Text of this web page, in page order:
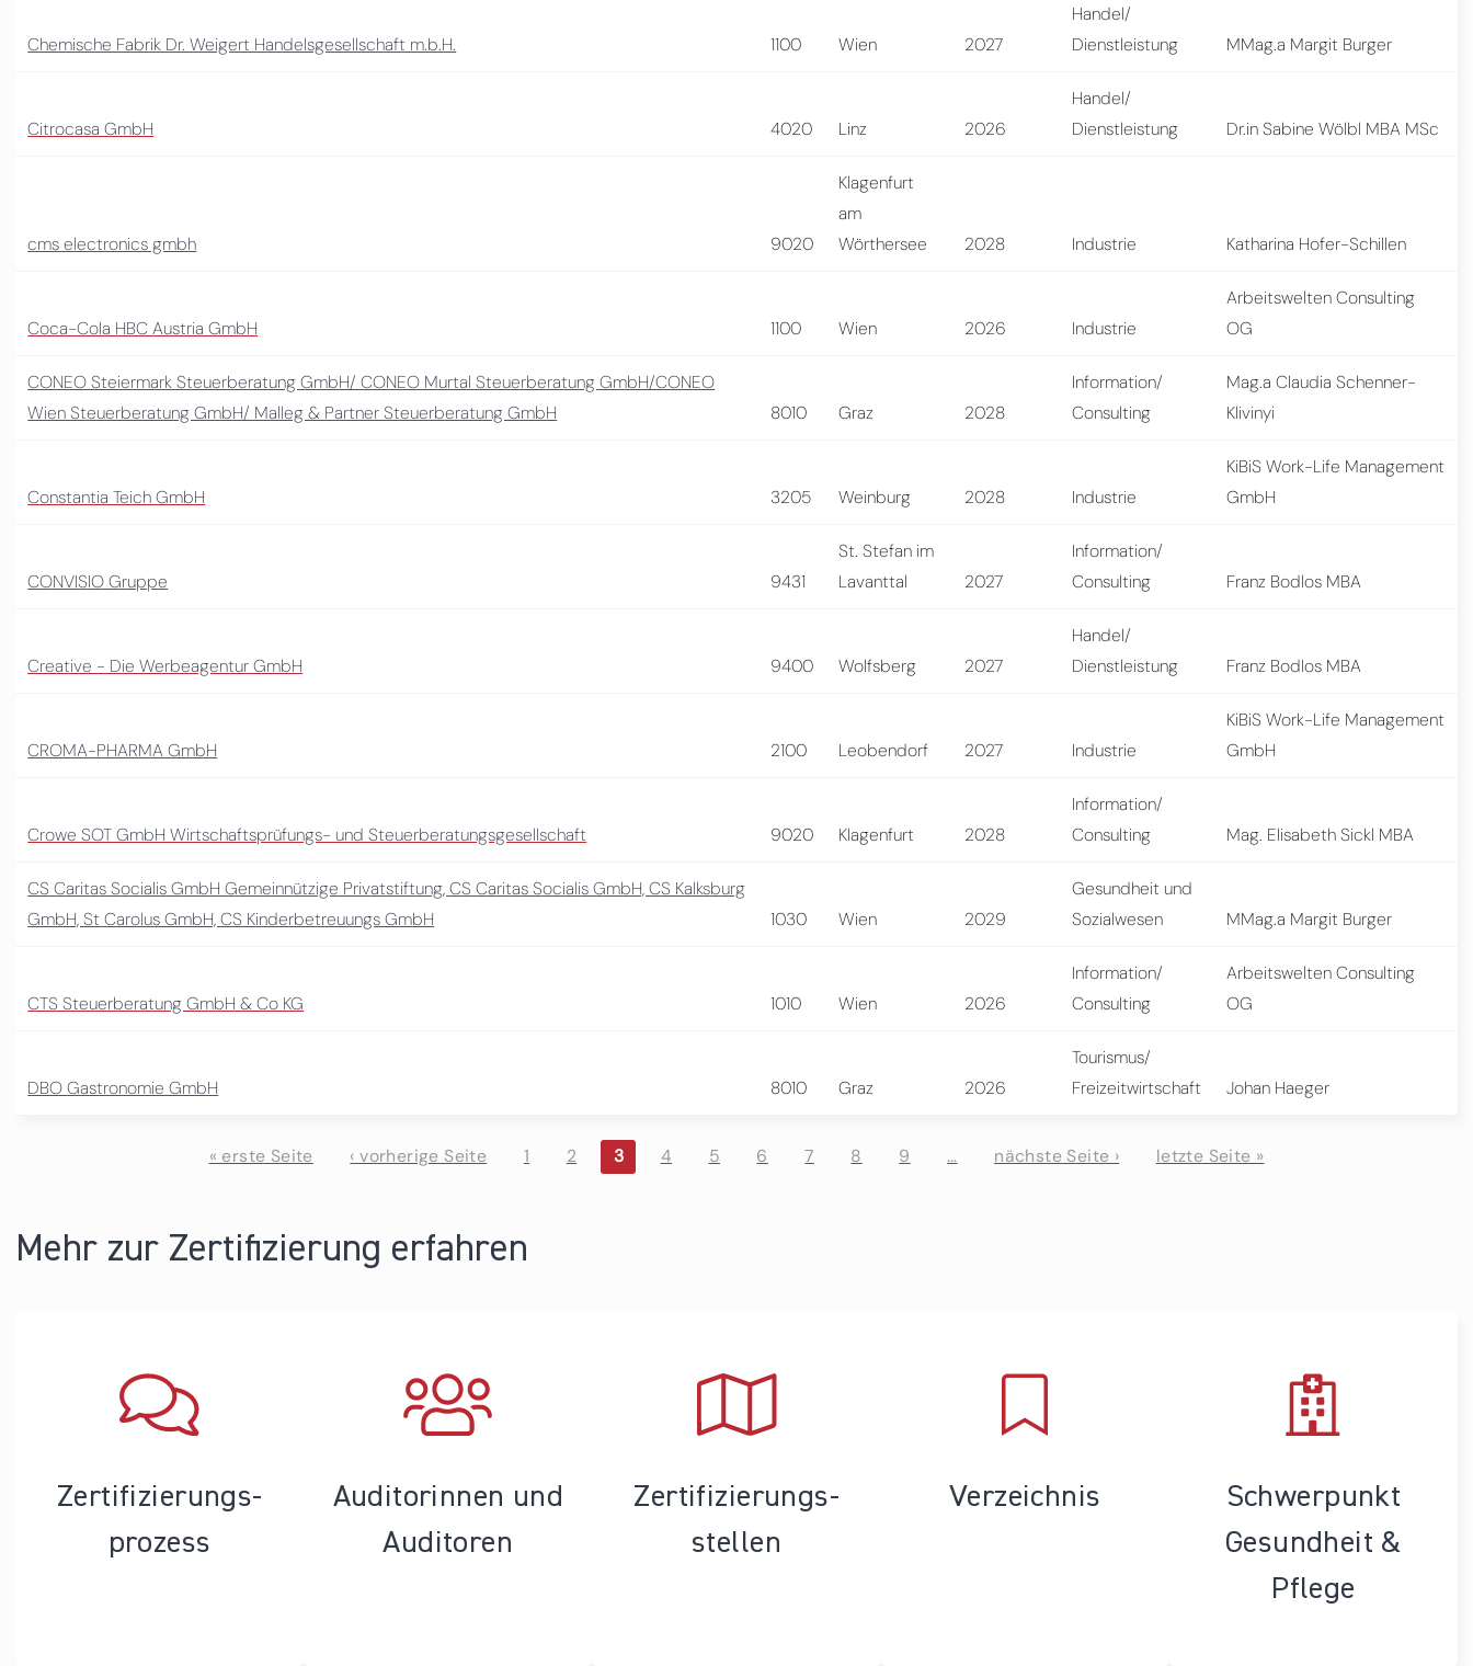
Chemische Fabrik Dr. Weigert Handelsgesellschaft m.b.H. 1100 Wien 2027
Handel/
Dienstleistung
MMag.a Margit Burger
Citrocasa GmbH 4020 Linz 2026
Handel/
Dienstleistung
Dr.in Sabine Wölbl MBA MSc
cms electronics gmbh 9020
Klagenfurt
am
Wörthersee
2028 Industrie Katharina Hofer-Schillen
Coca-Cola HBC Austria GmbH 1100 Wien 2026 Industrie
Arbeitswelten Consulting
OG
CONEO Steiermark Steuerberatung GmbH/ CONEO Murtal Steuerberatung GmbH/CONEO
Wien Steuerberatung GmbH/ Malleg & Partner Steuerberatung GmbH
8010 Graz 2028
Information/
Consulting
Mag.a Claudia Schenner-
Klivinyi
Constantia Teich GmbH 3205 Weinburg 2028 Industrie
KiBiS Work-Life Management
GmbH
CONVISIO Gruppe 9431
St. Stefan im
Lavanttal
2027
Information/
Consulting
Franz Bodlos MBA
Creative - Die Werbeagentur GmbH 9400 Wolfsberg 2027
Handel/
Dienstleistung
Franz Bodlos MBA
CROMA-PHARMA GmbH 2100 Leobendorf 2027 Industrie
KiBiS Work-Life Management
GmbH
Crowe SOT GmbH Wirtschaftsprüfungs- und Steuerberatungsgesellschaft 9020 Klagenfurt 2028
Information/
Consulting
Mag. Elisabeth Sickl MBA
CS Caritas Socialis GmbH Gemeinnützige Privatstiftung, CS Caritas Socialis GmbH, CS Kalksburg
GmbH, St Carolus GmbH, CS Kinderbetreuungs GmbH
1030 Wien 2029
Gesundheit und
Sozialwesen
MMag.a Margit Burger
CTS Steuerberatung GmbH & Co KG 1010 Wien 2026
Information/
Consulting
Arbeitswelten Consulting
OG
DBO Gastronomie GmbH 8010 Graz 2026
Tourismus/
Freizeitwirtschaft
Johan Haeger
« erste Seite ‹ vorherige Seite 1 2 3 4 5 6 7 8 9 … nächste Seite › letzte Seite »
Mehr zur Zertifizierung erfahren
Zertifizierungs­
prozess
Auditorinnen und
Auditoren
Zertifizierungs­
stellen
Verzeichnis
Schwerpunkt
Gesundheit &
Pflege